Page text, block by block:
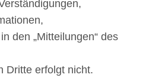
den „Mitteilungen“ des
Dritte erfolgt nicht.